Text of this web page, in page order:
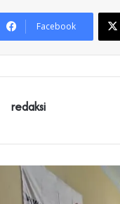
Facebook
redaksi